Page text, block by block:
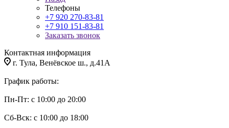
Телефоны
+7 920 270-83-81
+7 910 151-83-81
Заказать звонок
Контактная информация
г. Тула, Венёвское ш., д.41А
График работы:
Пн-Пт: с 10:00 до 20:00
Сб-Вск: с 10:00 до 18:00